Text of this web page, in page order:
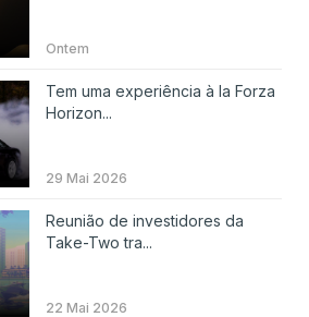
Ontem
Tem uma experiência à la Forza
Horizon...
29 Mai 2026
Reunião de investidores da
Take-Two tra...
22 Mai 2026